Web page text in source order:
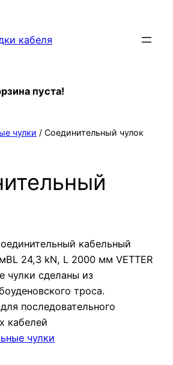
кабеля
пуста!
чулки / Соединительный чулок
кабельный
24,3 kN, L 2000 мм VETTER
чулки сделаны из
троса.
последовательного
кабелей
чулки